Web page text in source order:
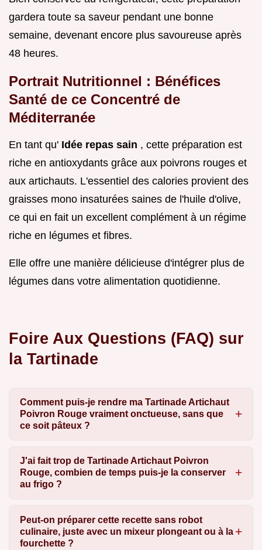
gardera toute sa saveur pendant une bonne
semaine, devenant encore plus savoureuse après
48 heures.
Portrait Nutritionnel : Bénéfices
Santé de ce Concentré de
Méditerranée
En tant qu' Idée repas sain , cette préparation est
riche en antioxydants grâce aux poivrons rouges et
aux artichauts. L'essentiel des calories provient des
graisses mono insaturées saines de l'huile d'olive,
ce qui en fait un excellent complément à un régime
riche en légumes et fibres.
Elle offre une manière délicieuse d'intégrer plus de
légumes dans votre alimentation quotidienne.
Foire Aux Questions (FAQ) sur
la Tartinade
Comment puis-je rendre ma Tartinade Artichaut
Poivron Rouge vraiment onctueuse, sans que
ce soit pâteux ?
J'ai fait trop de Tartinade Artichaut Poivron
Rouge, combien de temps puis-je la conserver
au frigo ?
Peut-on préparer cette recette sans robot
culinaire, juste avec un mixeur plongeant ou à la
fourchette ?